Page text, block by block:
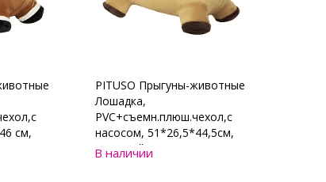
см,
PITUSO Прыгуны-животные
Лошадка,
PVC+съемн.плюш.чехол,с
насосом, 51*26,5*44,5см,
Бежевый
В наличии